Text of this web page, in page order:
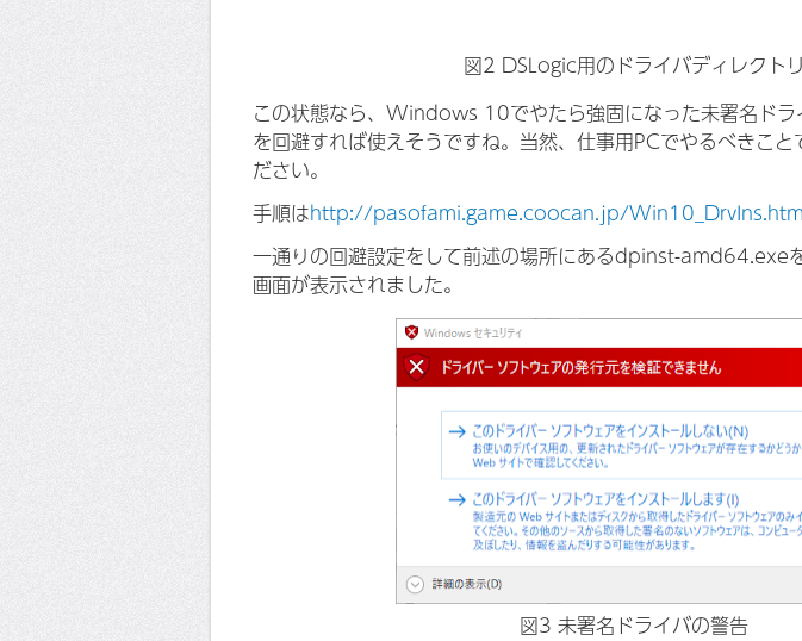
図2 DSLogic用のドライバディレクトリ
この状態なら、Windows 10でやたら強固になった未署名ドラ
を回避すれば使えそうですね。当然、仕事用PCでやるべきこと
ださい。
手順はhttp://pasofami.game.coocan.jp/Win10_DrvIns.htm
一通りの回避設定をして前述の場所にあるdpinst-amd64.exe
画面が表示されました。
図3 未署名ドライバの警告